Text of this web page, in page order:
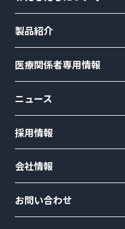
製品紹介
医療関係者専用情報
ニュース
採用情報
会社情報
お問い合わせ